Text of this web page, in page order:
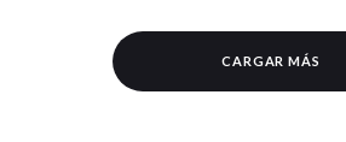
CARGAR MÁS